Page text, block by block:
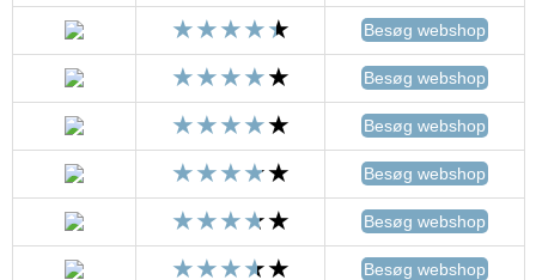
Besøg webshop
Besøg webshop
Besøg webshop
Besøg webshop
Besøg webshop
Besøg webshop